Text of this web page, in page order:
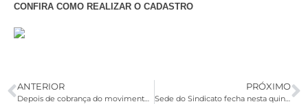
CONFIRA COMO REALIZAR O CADASTRO
ANTERIOR PRÓXIMO
Sede do Sindicato fecha nesta quinta (9) e sexta-feira (10/4)